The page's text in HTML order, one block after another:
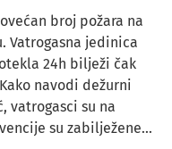
broj požara na
Vatrogasna jedinica
24h bilježi čak
navodi dežurni
vatrogasci su na
su zabilježene...